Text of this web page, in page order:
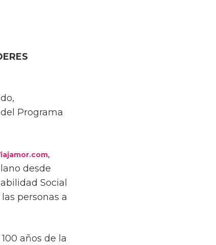
Programa
,
desde
Social
personas a
años de la